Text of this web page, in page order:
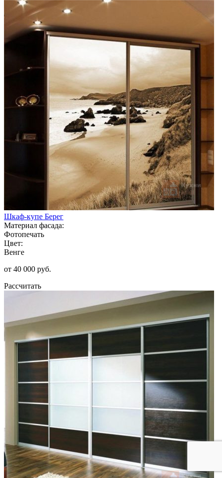
Шкаф-купе Берег
Материал фасада:
Фотопечать
Цвет:
Венге
от 40 000 руб.
Рассчитать